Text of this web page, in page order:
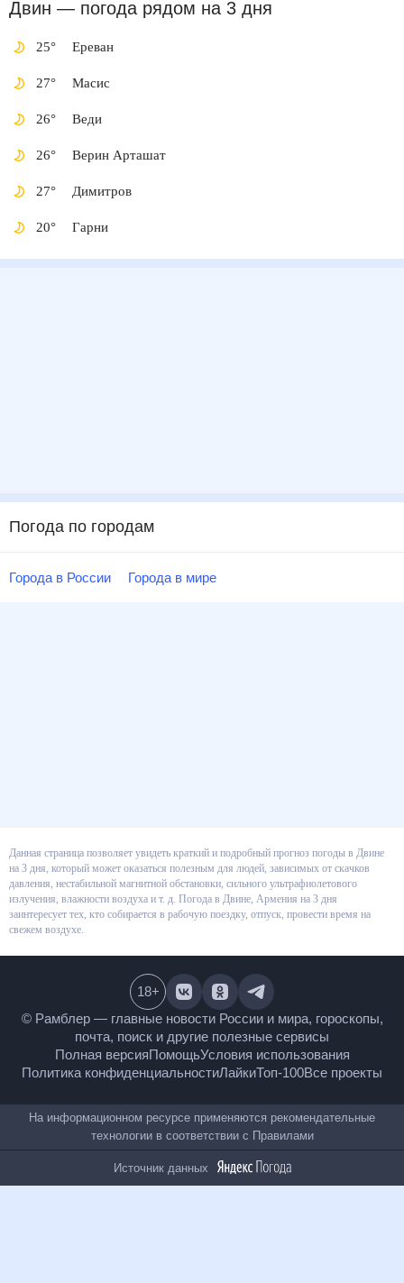
Двин — погода рядомна 3 дня
25° Ереван
27° Масис
26° Веди
26° Верин Арташат
27° Димитров
20° Гарни
Погода по городам
Города в России Города в мире
Данная страница позволяет увидеть краткий и подробный прогноз
погоды в Двине на 3 дня, который может оказаться полезным для людей,
зависимых от скачков давления, нестабильной магнитной обстановки,
сильного ультрафиолетового излучения, влажности воздуха и т. д.
Погода в Двине, Армения на 3 дня заинтересует тех, кто собирается в
рабочую поездку, отпуск, провести время на свежем воздухе.
© Рамблер — главные новости России и мира,
гороскопы, почта, поиск и другие полезные сервисы
Полная версияПомощьУсловия использования
Политика конфиденциальностиЛайкиТоп-100
18+
На информационном ресурсе применяются
рекомендательные технологии в соответствии сПравилами
Источник данных